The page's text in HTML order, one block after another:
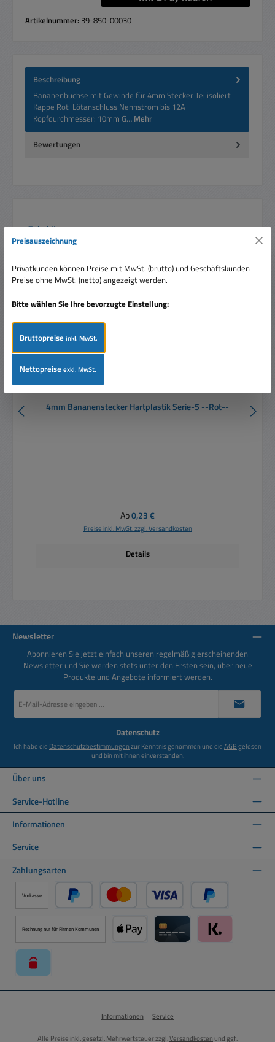
Artikelnummer: 39-850-00030
Beschreibung
Bananenbuchse mit Gewinde für 4mm Stecker Teilisoliert
Kappe Rot Lötanschluss Nennstrom bis 12A
Kopfdurchmesser: 10mm G… Mehr
Bewertungen
Produktgalerie überspringen
Zubehör
4mm Bananenstecker Hartplastik Serie-5 --Rot--
Regulärer Preis:
Ab0,23 €
Preise inkl. MwSt. zzgl. Versandkosten
Details
Newsletter
Abonnieren Sie jetzt einfach unseren regelmäßig erscheinenden
Newsletter und Sie werden stets unter den Ersten sein, über neue
Produkte und Angebote informiert werden.
Mail-
Datenschutz
Ich habe die Datenschutzbestimmungenzur Kenntnis genommen und dieAGBgelesen
und bin mit ihnen einverstanden.
Über uns
Service-Hotline
Informationen
Service
Zahlungsarten
Vorkasse
PayPal Kredit- oder Debitkarte über PayPal
Später Bezahlen
Rechnung nur für Firmen Kommunen
Informationen Service
Alle Preise inkl. gesetzl. Mehrwertsteuer zzgl.Versandkosten und ggf.
Preisauszeichnung
Privatkunden können Preise mit MwSt. (brutto) und Geschäftskunden
Preise ohne MwSt. (netto) angezeigt werden.
Bitte wählen Sie Ihre bevorzugte Einstellung:
Bruttopreiseinkl. MwSt.
Nettopreiseexkl. MwSt.